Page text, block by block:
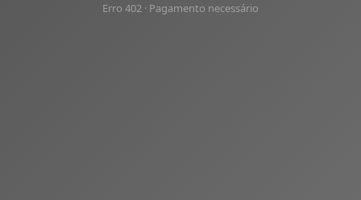
Erro 402 · Pagamento necessário